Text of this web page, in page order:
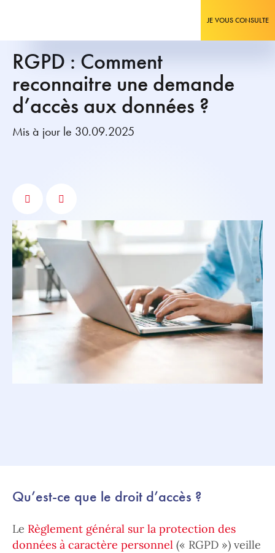
JE VOUS CONSULTE
RGPD : Comment
reconnaitre une demande
d’accès aux données ?
Mis à jour le 30.09.2025
Qu’est-ce que le droit d’accès ?
Le Règlement général sur la protection des
données à caractère personnel (« RGPD ») veille